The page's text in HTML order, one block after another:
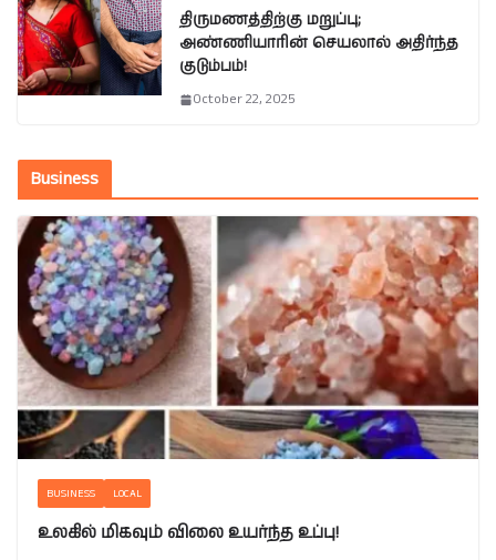
திருமணத்திற்கு மறுப்பு;
அண்ணியாரின் செயலால் அதிர்ந்த
குடும்பம்!
October 22, 2025
Business
BUSINESS LOCAL
உலகில் மிகவும் விலை உயர்ந்த உப்பு!